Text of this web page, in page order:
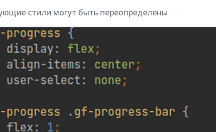
стили могут быть переопределены